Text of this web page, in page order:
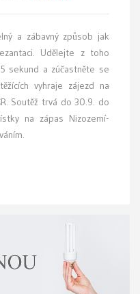
a zábavný způsob jak
Udělejte z toho
sekund a zúčastněte se
vyhraje zájezd na
Soutěž trvá do 30.9. do
na zápas Nizozemí-